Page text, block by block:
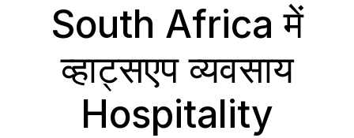
South Africa में
व्हाट्सएप व्यवसाय
Hospitality